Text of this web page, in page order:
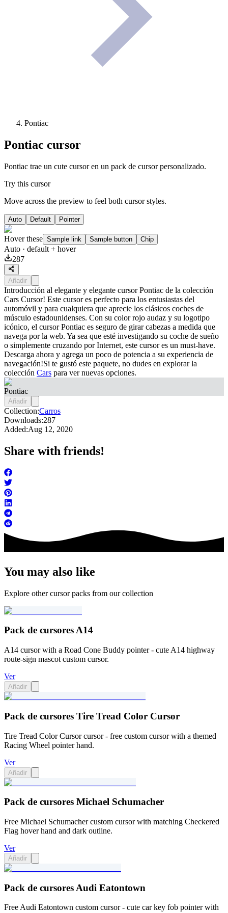
Pontiac
Pontiac cursor
Pontiac trae un cute cursor en un pack de cursor personalizado.
Try this cursor
Move across the preview to feel both cursor styles.
Auto Default Pointer
Hover these Sample link Sample button Chip
Auto · default + hover
287
Añadir
Introducción al elegante y elegante cursor Pontiac de la colección
Cars Cursor! Este cursor es perfecto para los entusiastas del
automóvil y para cualquiera que aprecie los clásicos coches de
músculo estadounidenses. Con su color rojo audaz y su logotipo
icónico, el cursor Pontiac es seguro de girar cabezas a medida que
navega por la web. Ya sea que esté investigando su coche de sueño
o simplemente cruzando por Internet, este cursor es un must-have.
Descarga ahora y agrega un poco de potencia a su experiencia de
navegación!Si te gustó este paquete, no dudes en explorar la
colección Cars para ver nuevas opciones.
Pontiac
Añadir
Collection:Carros
Downloads:287
Added:Aug 12, 2020
Share with friends!
You may also like
Explore other cursor packs from our collection
Pack de cursores A14
A14 cursor with a Road Cone Buddy pointer - cute A14 highway
route-sign mascot custom cursor.
Ver
Añadir
Pack de cursores Tire Tread Color Cursor
Tire Tread Color Cursor cursor - free custom cursor with a themed
Racing Wheel pointer hand.
Ver
Añadir
Pack de cursores Michael Schumacher
Free Michael Schumacher custom cursor with matching Checkered
Flag hover hand and dark outline.
Ver
Añadir
Pack de cursores Audi Eatontown
Free Audi Eatontown custom cursor - cute car key fob pointer with